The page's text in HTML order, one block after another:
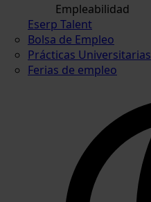
Empleabilidad
Eserp Talent
Bolsa de Empleo
Prácticas Universitarias
Ferias de empleo